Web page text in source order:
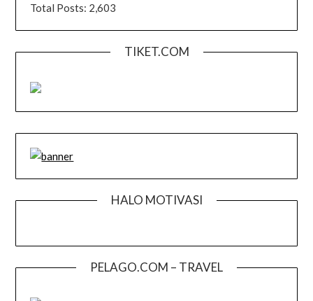
Total Posts: 2,603
TIKET.COM
HALO MOTIVASI
PELAGO.COM – TRAVEL